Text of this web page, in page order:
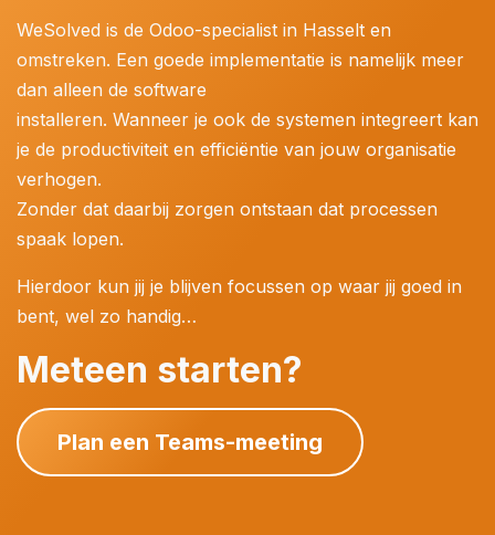
WeSolved is de Odoo-specialist in Hasselt en
omstreken. Een goede implementatie is namelijk meer
dan alleen de software
installeren. Wanneer je ook de systemen integreert kan
je de productiviteit en efficiëntie van jouw organisatie
verhogen.
Zonder dat daarbij zorgen ontstaan dat processen
spaak lopen.
Hierdoor kun jij je blijven focussen op waar jij goed in
bent, wel zo handig…
Meteen starten?
Plan een Teams-meeting